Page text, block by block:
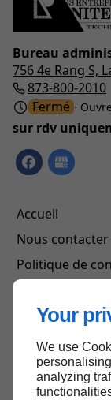
Your
We use
analyzing
Bureau
756 4e Rang S,
873-800-2010
Fermé ⋅
sur rdv
Accueil
Nous contacter
Politique de